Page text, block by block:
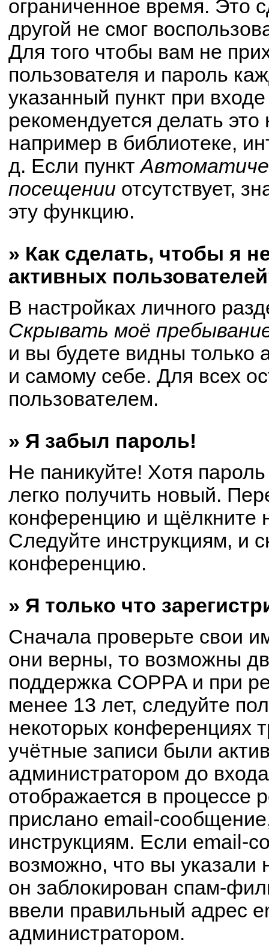
ограниченное время. Это
другой не смог
Для того чтобы вам не
пользователя и пароль
указанный пункт при
рекомендуется делать
например в библиотеке,
д. Если пункт
посещении отсутствует,
эту функцию.
» Как сделать, чтобы я
активных
В настройках личного
Скрывать моё
и вы будете видны только
и самому себе. Для всех
пользователем.
» Я забыл пароль!
Не паникуйте! Хотя
легко получить новый.
конференцию и щёлкните
Следуйте инструкциям, и
конференцию.
» Я только что
Сначала проверьте свои
они верны, то возможны
поддержка COPPA и при
менее 13 лет, следуйте
некоторых конференциях
учётные записи были
администратором до
отображается в процессе
прислано email-
инструкциям. Если email-
возможно, что вы
он заблокирован спам-
ввели правильный адрес
администратором.